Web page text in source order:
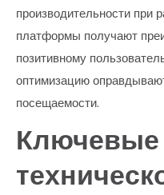
производительности при
платформы получают
позитивному
оптимизацию
посещаемости.